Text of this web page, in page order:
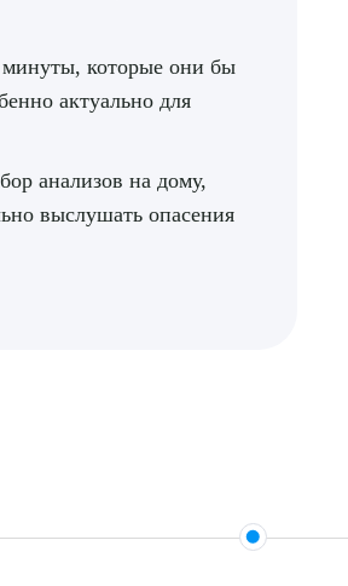
минуты, которые они бы
актуально для
анализов на дому,
выслушать опасения